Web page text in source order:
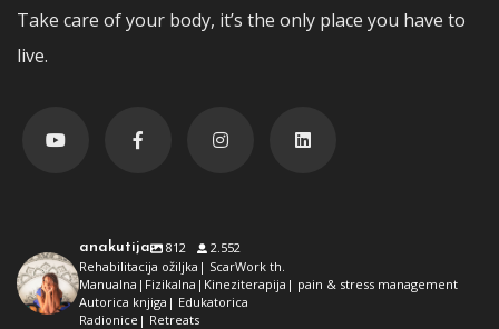
Take care of your body, it’s the only place you have to
live.
anakutija 812
2.552
Rehabilitacija ožiljka| ScarWork th.
Manualna|Fizikalna|Kineziterapija| pain & stress management
Autorica knjiga| Edukatorica
Radionice| Retreats